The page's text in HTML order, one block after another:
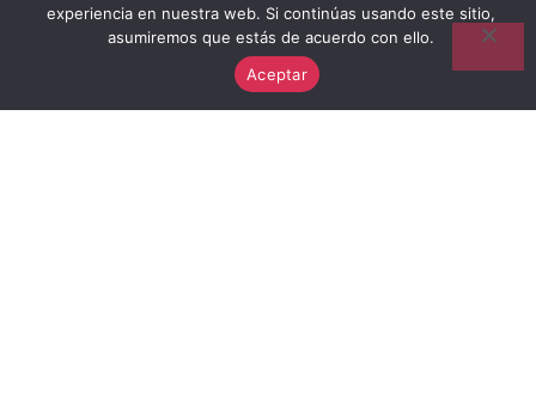
experiencia en nuestra web. Si continúas usando este sitio,
asumiremos que estás de acuerdo con ello.
Aceptar